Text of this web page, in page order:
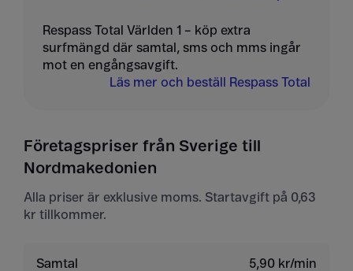
Respass Total Världen 1 – köp extra
surfmängd där samtal, sms och mms ingår
mot en engångsavgift.
Läs mer och beställ Respass Total
Företagspriser från Sverige till
Nordmakedonien
Alla priser är exklusive moms. Startavgift på 0,63
kr tillkommer.
Samtal 5,90 kr/min